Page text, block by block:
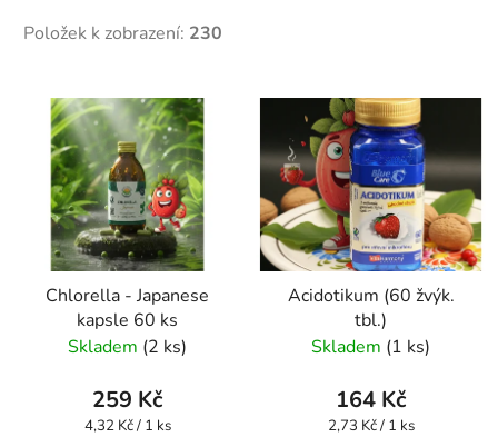
Položek k zobrazení: 230
Chlorella - Japanese
kapsle 60 ks
Skladem (2 ks)
259 Kč
Měrná
4,32 Kč / 1 ks
Acidotikum (60 žvýk.
tbl.)
Skladem (1 ks)
164 Kč
Měrná
2,73 Kč / 1 ks